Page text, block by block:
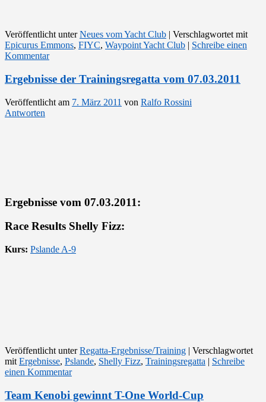
Veröffentlicht unter Neues vom Yacht Club | Verschlagwortet mit
Epicurus Emmons, FIYC, Waypoint Yacht Club | Schreibe einen
Kommentar
Ergebnisse der Trainingsregatta vom 07.03.2011
Veröffentlicht am 7. März 2011 von Ralfo Rossini
Antworten
Ergebnisse vom 07.03.2011:
Race Results Shelly Fizz:
Kurs: Pslande A-9
Veröffentlicht unter Regatta-Ergebnisse/Training | Verschlagwortet
mit Ergebnisse, Pslande, Shelly Fizz, Trainingsregatta | Schreibe
einen Kommentar
Team Kenobi gewinnt T-One World-Cup